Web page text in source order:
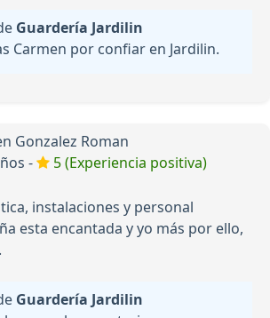
Guardería Jardilin
Carmen por confiar en Jardilin.
Gonzalez Roman
-
5 (Experiencia positiva)
instalaciones y personal
esta encantada y yo más por ello,
Guardería Jardilin